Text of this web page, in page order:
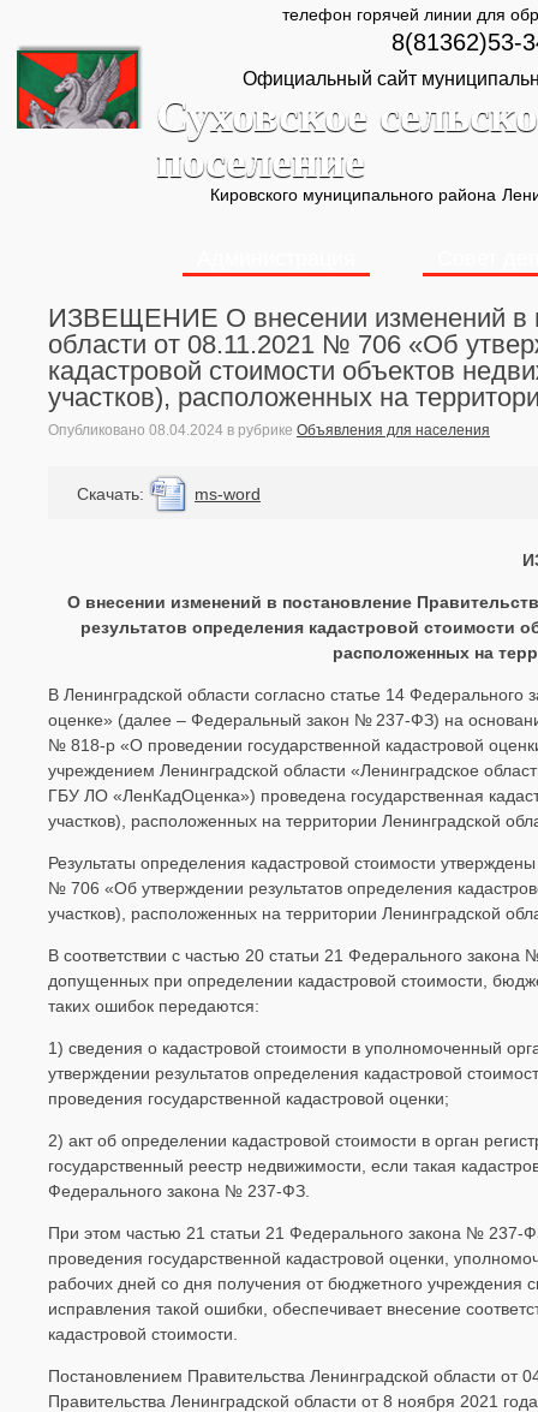
телефон горячей линии для
8(81362)53-
Официальный сайт
Суховское
поселение
Кировского муниципального района
ИЗВЕЩЕНИЕ О внесении изменений в
области от 08.11.2021 № 706 «Об
кадастровой стоимости объектов
участков), расположенных на
Опубликовано 08.04.2024 в рубрике Объявления для населения
Cкачать: ms-word
О внесении изменений в постановление
результатов определения кадастровой стоимости
расположенных на
В Ленинградской области согласно статье 14
оценке» (далее – Федеральный закон № 237‑ФЗ) на
№ 818-р «О проведении государственной кадастровой
учреждением Ленинградской области «Ленинградское
ГБУ ЛО «ЛенКадОценка») проведена государственная
участков), расположенных на территории Ленинградской
Результаты определения кадастровой стоимости
№ 706 «Об утверждении результатов определения
участков), расположенных на территории Ленинградской
В соответствии с частью 20 статьи 21 Федерального
допущенных при определении кадастровой стоимости,
таких ошибок передаются:
1) сведения о кадастровой стоимости в уполномоченный
утверждении результатов определения кадастровой
проведения государственной кадастровой оценки;
2) акт об определении кадастровой стоимости в орган
государственный реестр недвижимости, если такая
Федерального закона № 237-ФЗ.
При этом частью 21 статьи 21 Федерального закона № 237-
проведения государственной кадастровой оценки,
рабочих дней со дня получения от бюджетного учреждения
исправления такой ошибки, обеспечивает внесение
кадастровой стоимости.
Постановлением Правительства Ленинградской области
Правительства Ленинградской области от 8 ноября 2021